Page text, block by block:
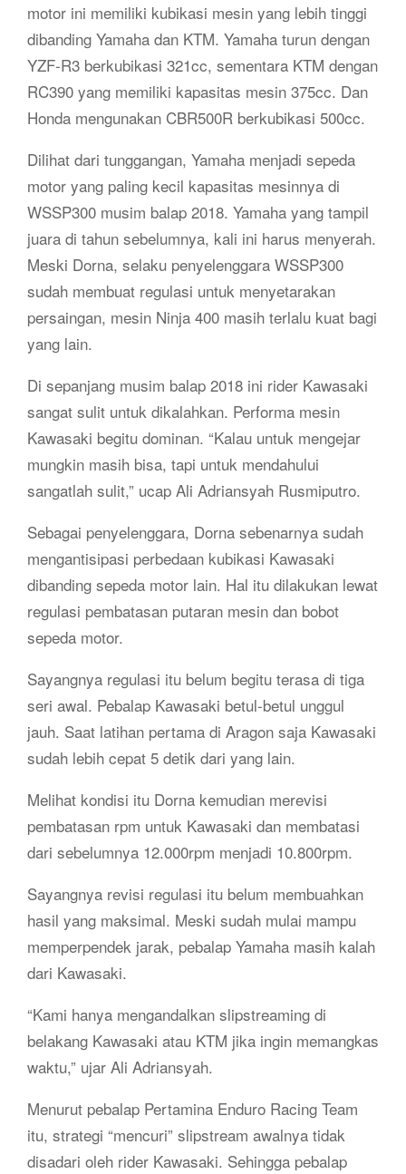
motor ini memiliki kubikasi mesin yang lebih tinggi
dibanding Yamaha dan KTM. Yamaha turun dengan
YZF-R3 berkubikasi 321cc, sementara KTM dengan
RC390 yang memiliki kapasitas mesin 375cc. Dan
Honda mengunakan CBR500R berkubikasi 500cc.
Dilihat dari tunggangan, Yamaha menjadi sepeda
motor yang paling kecil kapasitas mesinnya di
WSSP300 musim balap 2018. Yamaha yang tampil
juara di tahun sebelumnya, kali ini harus menyerah.
Meski Dorna, selaku penyelenggara WSSP300
sudah membuat regulasi untuk menyetarakan
persaingan, mesin Ninja 400 masih terlalu kuat bagi
yang lain.
Di sepanjang musim balap 2018 ini rider Kawasaki
sangat sulit untuk dikalahkan. Performa mesin
Kawasaki begitu dominan. “Kalau untuk mengejar
mungkin masih bisa, tapi untuk mendahului
sangatlah sulit,” ucap Ali Adriansyah Rusmiputro.
Sebagai penyelenggara, Dorna sebenarnya sudah
mengantisipasi perbedaan kubikasi Kawasaki
dibanding sepeda motor lain. Hal itu dilakukan lewat
regulasi pembatasan putaran mesin dan bobot
sepeda motor.
Sayangnya regulasi itu belum begitu terasa di tiga
seri awal. Pebalap Kawasaki betul-betul unggul
jauh. Saat latihan pertama di Aragon saja Kawasaki
sudah lebih cepat 5 detik dari yang lain.
Melihat kondisi itu Dorna kemudian merevisi
pembatasan rpm untuk Kawasaki dan membatasi
dari sebelumnya 12.000rpm menjadi 10.800rpm.
Sayangnya revisi regulasi itu belum membuahkan
hasil yang maksimal. Meski sudah mulai mampu
memperpendek jarak, pebalap Yamaha masih kalah
dari Kawasaki.
“Kami hanya mengandalkan slipstreaming di
belakang Kawasaki atau KTM jika ingin memangkas
waktu,” ujar Ali Adriansyah.
Menurut pebalap Pertamina Enduro Racing Team
itu, strategi “mencuri” slipstream awalnya tidak
disadari oleh rider Kawasaki. Sehingga pebalap